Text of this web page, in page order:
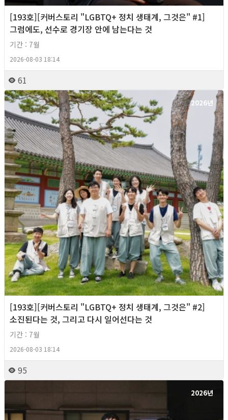
[193호][커버스토리 "LGBTQ+ 정치 생태계, 그것은" #1]
그럼에도, 선수로 경기장 안에 남는다는 것
기간 : 7월
2026-08-03 18:14
61
2026년
[193호][커버스토리 "LGBTQ+ 정치 생태계, 그것은" #2]
소진된다는 것, 그리고 다시 일어선다는 것
기간 : 7월
2026-08-03 18:14
95
2026년